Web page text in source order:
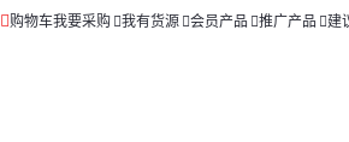
购物车我要采购 我有货源 会员产品 推广产品 建